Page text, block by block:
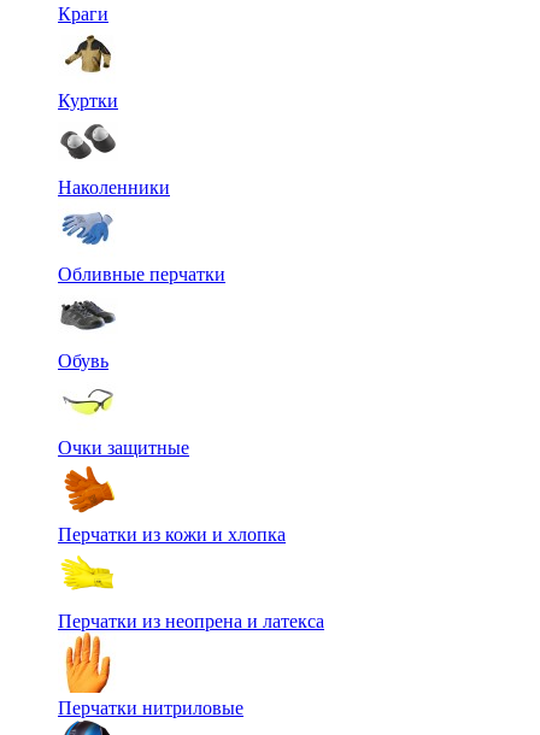
Краги
Куртки
Наколенники
Обливные перчатки
Обувь
Очки защитные
Перчатки из кожи и хлопка
Перчатки из неопрена и латекса
Перчатки нитриловые